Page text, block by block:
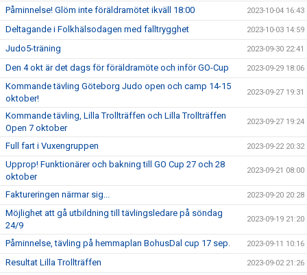
Påminnelse! Glöm inte föräldramötet ikväll 18:00 2023-10-04 16:43
Deltagande i Folkhälsodagen med falltrygghet 2023-10-03 14:59
Judo5-träning 2023-09-30 22:41
Den 4 okt är det dags för föräldramöte och inför GO-Cup 2023-09-29 18:06
Kommande tävling Göteborg Judo open och camp 14-15
oktober!
2023-09-27 19:31
Kommande tävling, Lilla Trollträffen och Lilla Trollträffen
Open 7 oktober
2023-09-27 19:24
Full fart i Vuxengruppen 2023-09-22 20:32
Upprop! Funktionärer och bakning till GO Cup 27 och 28
oktober
2023-09-21 08:00
Faktureringen närmar sig... 2023-09-20 20:28
Möjlighet att gå utbildning till tävlingsledare på söndag
24/9
2023-09-19 21:20
Påminnelse, tävling på hemmaplan BohusDal cup 17 sep. 2023-09-11 10:16
Resultat Lilla Trollträffen 2023-09-02 21:26